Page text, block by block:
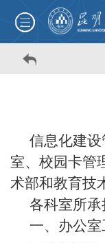
信息化建
室、校园卡管
术部和教育技
各科室所承
一、办公室